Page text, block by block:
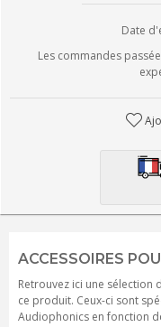
Date
Les commandes
ACCESSOIRES
Retrouvez ici une
ce produit. Ceux-ci sont
Audiophonics en fonction